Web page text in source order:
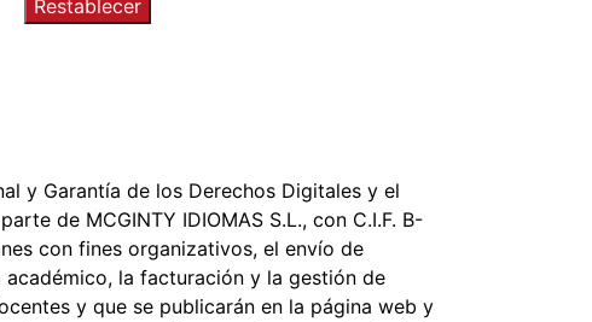
y Garantía de los Derechos Digitales y el
de MCGINTY IDIOMAS S.L., con C.I.F. B-
con fines organizativos, el envío de
la facturación y la gestión de
y que se publicarán en la página web y